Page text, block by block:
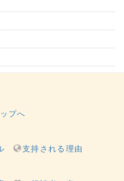
プへ
支持される理由